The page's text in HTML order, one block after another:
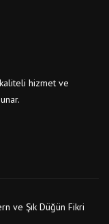
hizmet ve
ve Şık Düğün Fikri